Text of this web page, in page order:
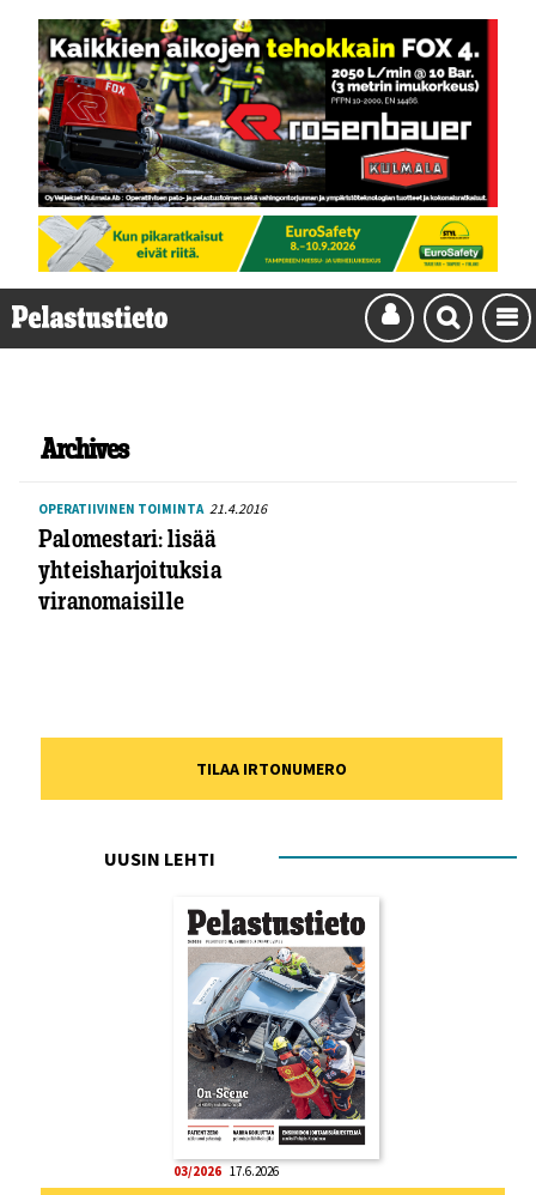
Archives
OPERATIIVINEN TOIMINTA 21.4.2016
Palomestari: lisää
yhteisharjoituksia
viranomaisille
TILAA IRTONUMERO
UUSIN LEHTI
03/2026 17.6.2026